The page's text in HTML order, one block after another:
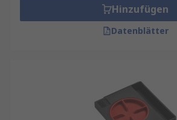
Hinzufügen
Datenblätter